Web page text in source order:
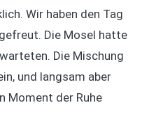
Wir haben den Tag
Die Mosel hatte
Die Mischung
und langsam aber
Moment der Ruhe